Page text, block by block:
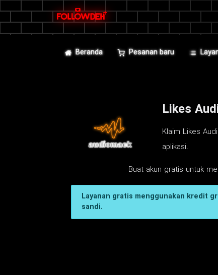
Beranda Pesanan baru
Likes
Klaim Likes
aplikasi.
Buat akun gratis untuk
Layanan gratis menggunakan kredit
sandi.